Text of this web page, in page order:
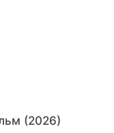
(2026)